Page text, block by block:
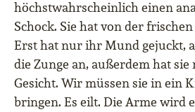
höchstwahrscheinlich einen
Schock. Sie hat von der
Erst hat nur ihr Mund gejuckt,
die Zunge an, außerdem hat sie
Gesicht. Wir müssen sie in ein
bringen. Es eilt. Die Arme wird